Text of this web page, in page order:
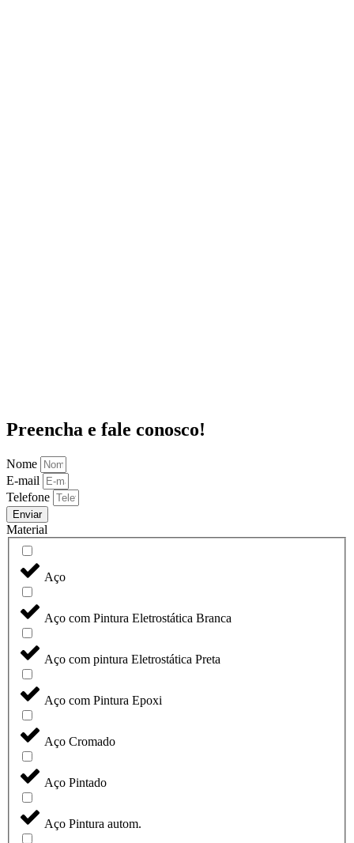
Preencha e fale conosco!
Nome
E-mail
Telefone
Enviar
Material
Aço
Aço com Pintura Eletrostática Branca
Aço com pintura Eletrostática Preta
Aço com Pintura Epoxi
Aço Cromado
Aço Pintado
Aço Pintura autom.